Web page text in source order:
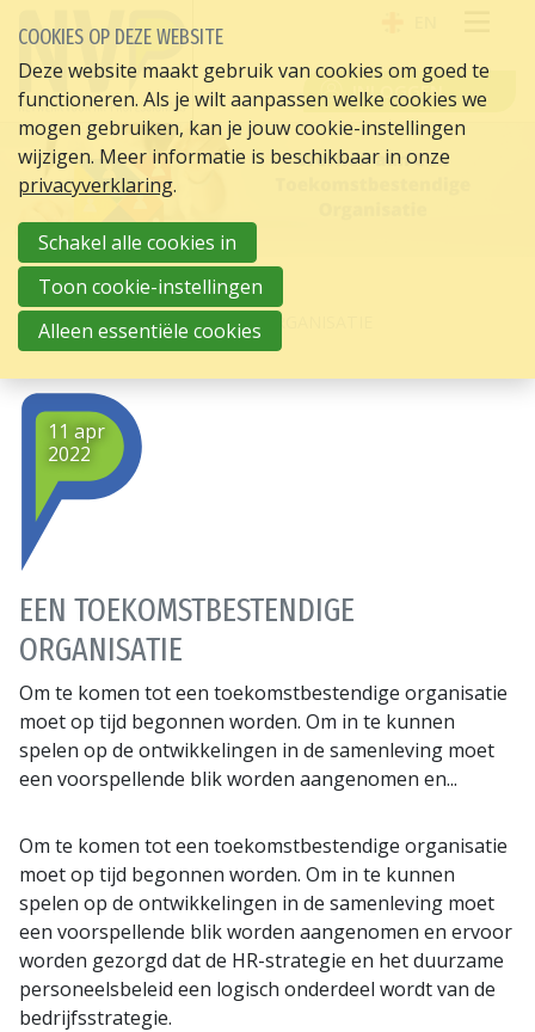
INLOGGEN
HOME
HR ACTUEEL
EEN TOEKOMSTBESTENDIGE ORGANISATIE
EEN TOEKOMSTBESTENDIGE
ORGANISATIE
11 apr
2022
Om te komen tot een toekomstbestendige organisatie
moet op tijd begonnen worden. Om in te kunnen
spelen op de ontwikkelingen in de samenleving moet
een voorspellende blik worden aangenomen en...
Om te komen tot een toekomstbestendige organisatie
moet op tijd begonnen worden. Om in te kunnen
spelen op de ontwikkelingen in de samenleving moet
een voorspellende blik worden aangenomen en ervoor
worden gezorgd dat de HR-strategie en het duurzame
personeelsbeleid een logisch onderdeel wordt van de
bedrijfsstrategie.
COOKIES OP DEZE WEBSITE
Deze website maakt gebruik van cookies om goed te
functioneren. Als je wilt aanpassen welke cookies we
mogen gebruiken, kan je jouw cookie-instellingen
wijzigen. Meer informatie is beschikbaar in onze
privacyverklaring.
Schakel alle cookies in
Toon cookie-instellingen
Alleen essentiële cookies